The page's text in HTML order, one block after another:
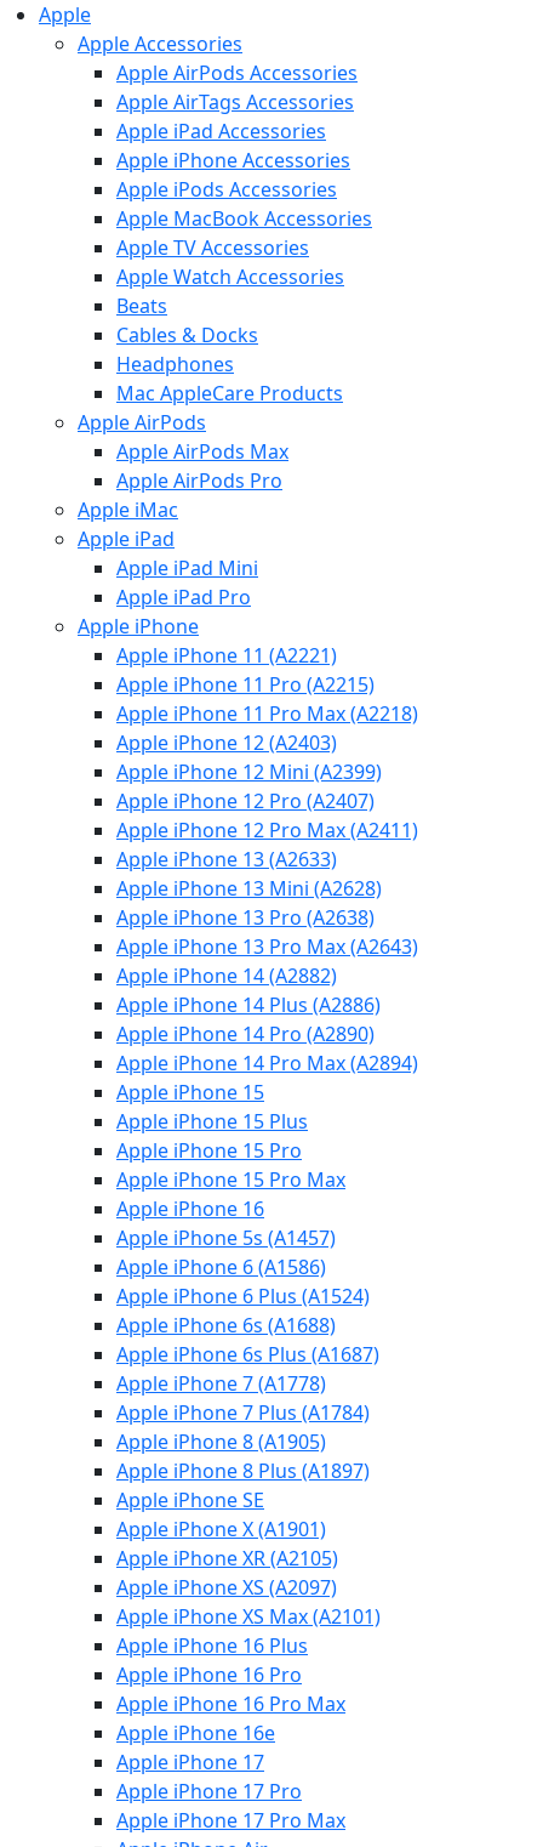
Apple
Apple Accessories
Apple AirPods Accessories
Apple AirTags Accessories
Apple iPad Accessories
Apple iPhone Accessories
Apple iPods Accessories
Apple MacBook Accessories
Apple TV Accessories
Apple Watch Accessories
Beats
Cables & Docks
Headphones
Mac AppleCare Products
Apple AirPods
Apple AirPods Max
Apple AirPods Pro
Apple iMac
Apple iPad
Apple iPad Mini
Apple iPad Pro
Apple iPhone
Apple iPhone 11 (A2221)
Apple iPhone 11 Pro (A2215)
Apple iPhone 11 Pro Max (A2218)
Apple iPhone 12 (A2403)
Apple iPhone 12 Mini (A2399)
Apple iPhone 12 Pro (A2407)
Apple iPhone 12 Pro Max (A2411)
Apple iPhone 13 (A2633)
Apple iPhone 13 Mini (A2628)
Apple iPhone 13 Pro (A2638)
Apple iPhone 13 Pro Max (A2643)
Apple iPhone 14 (A2882)
Apple iPhone 14 Plus (A2886)
Apple iPhone 14 Pro (A2890)
Apple iPhone 14 Pro Max (A2894)
Apple iPhone 15
Apple iPhone 15 Plus
Apple iPhone 15 Pro
Apple iPhone 15 Pro Max
Apple iPhone 16
Apple iPhone 5s (A1457)
Apple iPhone 6 (A1586)
Apple iPhone 6 Plus (A1524)
Apple iPhone 6s (A1688)
Apple iPhone 6s Plus (A1687)
Apple iPhone 7 (A1778)
Apple iPhone 7 Plus (A1784)
Apple iPhone 8 (A1905)
Apple iPhone 8 Plus (A1897)
Apple iPhone SE
Apple iPhone X (A1901)
Apple iPhone XR (A2105)
Apple iPhone XS (A2097)
Apple iPhone XS Max (A2101)
Apple iPhone 16 Plus
Apple iPhone 16 Pro
Apple iPhone 16 Pro Max
Apple iPhone 16e
Apple iPhone 17
Apple iPhone 17 Pro
Apple iPhone 17 Pro Max